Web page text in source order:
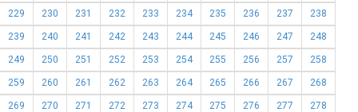
229 230 231 232 233 234 235 236 237 238
239 240 241 242 243 244 245 246 247 248
249 250 251 252 253 254 255 256 257 258
259 260 261 262 263 264 265 266 267 268
269 270 271 272 273 274 275 276 277 278